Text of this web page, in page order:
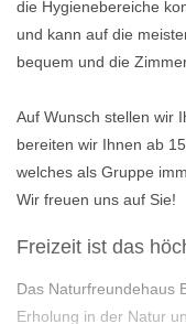
die Hygienebereiche
und kann auf die
bequem und die
Auf Wunsch stellen wir
bereiten wir Ihnen ab
welches als Gruppe
Wir freuen uns auf Sie!
Freizeit ist das
Das Naturfreundehaus
Erholung in der Natur